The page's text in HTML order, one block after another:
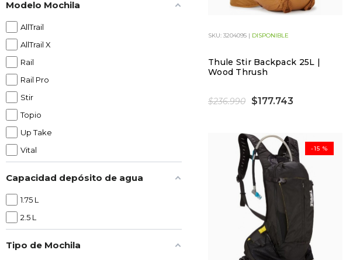
Modelo Mochila
AllTrail
AllTrail X
Rail
Rail Pro
Stir
Topio
Up Take
Vital
Capacidad depósito de agua
1.75 L
2.5 L
Tipo de Mochila
SKU: 3204095 | DISPONIBLE
Thule Stir Backpack 25L |
Wood Thrush
$236.990 $177.743
-15 %